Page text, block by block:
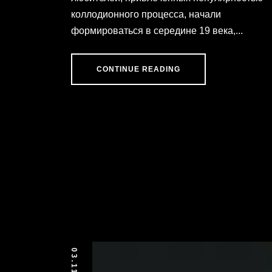
коллодионного процесса, начали
формироваться в середине 19 века,...
CONTINUE READING